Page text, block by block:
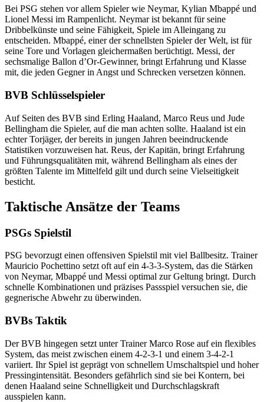
Bei PSG stehen vor allem Spieler wie Neymar, Kylian Mbappé und
Lionel Messi im Rampenlicht. Neymar ist bekannt für seine
Dribbelkünste und seine Fähigkeit, Spiele im Alleingang zu
entscheiden. Mbappé, einer der schnellsten Spieler der Welt, ist für
seine Tore und Vorlagen gleichermaßen berüchtigt. Messi, der
sechsmalige Ballon d’Or-Gewinner, bringt Erfahrung und Klasse
mit, die jeden Gegner in Angst und Schrecken versetzen können.
BVB Schlüsselspieler
Auf Seiten des BVB sind Erling Haaland, Marco Reus und Jude
Bellingham die Spieler, auf die man achten sollte. Haaland ist ein
echter Torjäger, der bereits in jungen Jahren beeindruckende
Statistiken vorzuweisen hat. Reus, der Kapitän, bringt Erfahrung
und Führungsqualitäten mit, während Bellingham als eines der
größten Talente im Mittelfeld gilt und durch seine Vielseitigkeit
besticht.
Taktische Ansätze der Teams
PSGs Spielstil
PSG bevorzugt einen offensiven Spielstil mit viel Ballbesitz. Trainer
Mauricio Pochettino setzt oft auf ein 4-3-3-System, das die Stärken
von Neymar, Mbappé und Messi optimal zur Geltung bringt. Durch
schnelle Kombinationen und präzises Passspiel versuchen sie, die
gegnerische Abwehr zu überwinden.
BVBs Taktik
Der BVB hingegen setzt unter Trainer Marco Rose auf ein flexibles
System, das meist zwischen einem 4-2-3-1 und einem 3-4-2-1
variiert. Ihr Spiel ist geprägt von schnellem Umschaltspiel und hoher
Pressingintensität. Besonders gefährlich sind sie bei Kontern, bei
denen Haaland seine Schnelligkeit und Durchschlagskraft
ausspielen kann.